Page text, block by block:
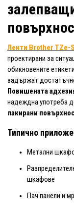
Ленти Brother TZe-S
проектирани за
обикновените
задържат
Повишената
надеждна употреба
лакирани
Типично
Метални
шкафове
Пач панели и